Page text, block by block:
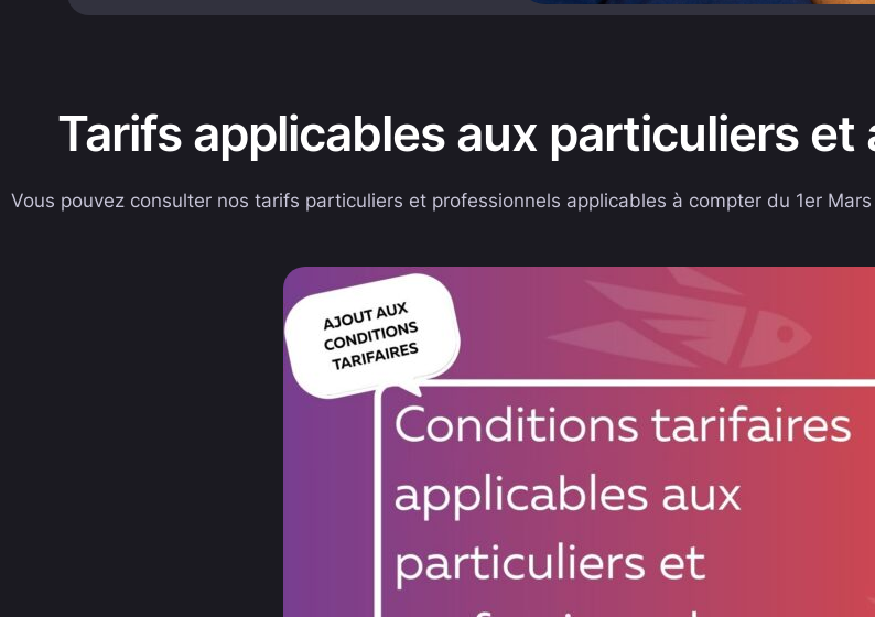
Tarifs applicables aux particuliers
Vous pouvez consulter nos tarifs particuliers et professionnels applicables à compter du 1er